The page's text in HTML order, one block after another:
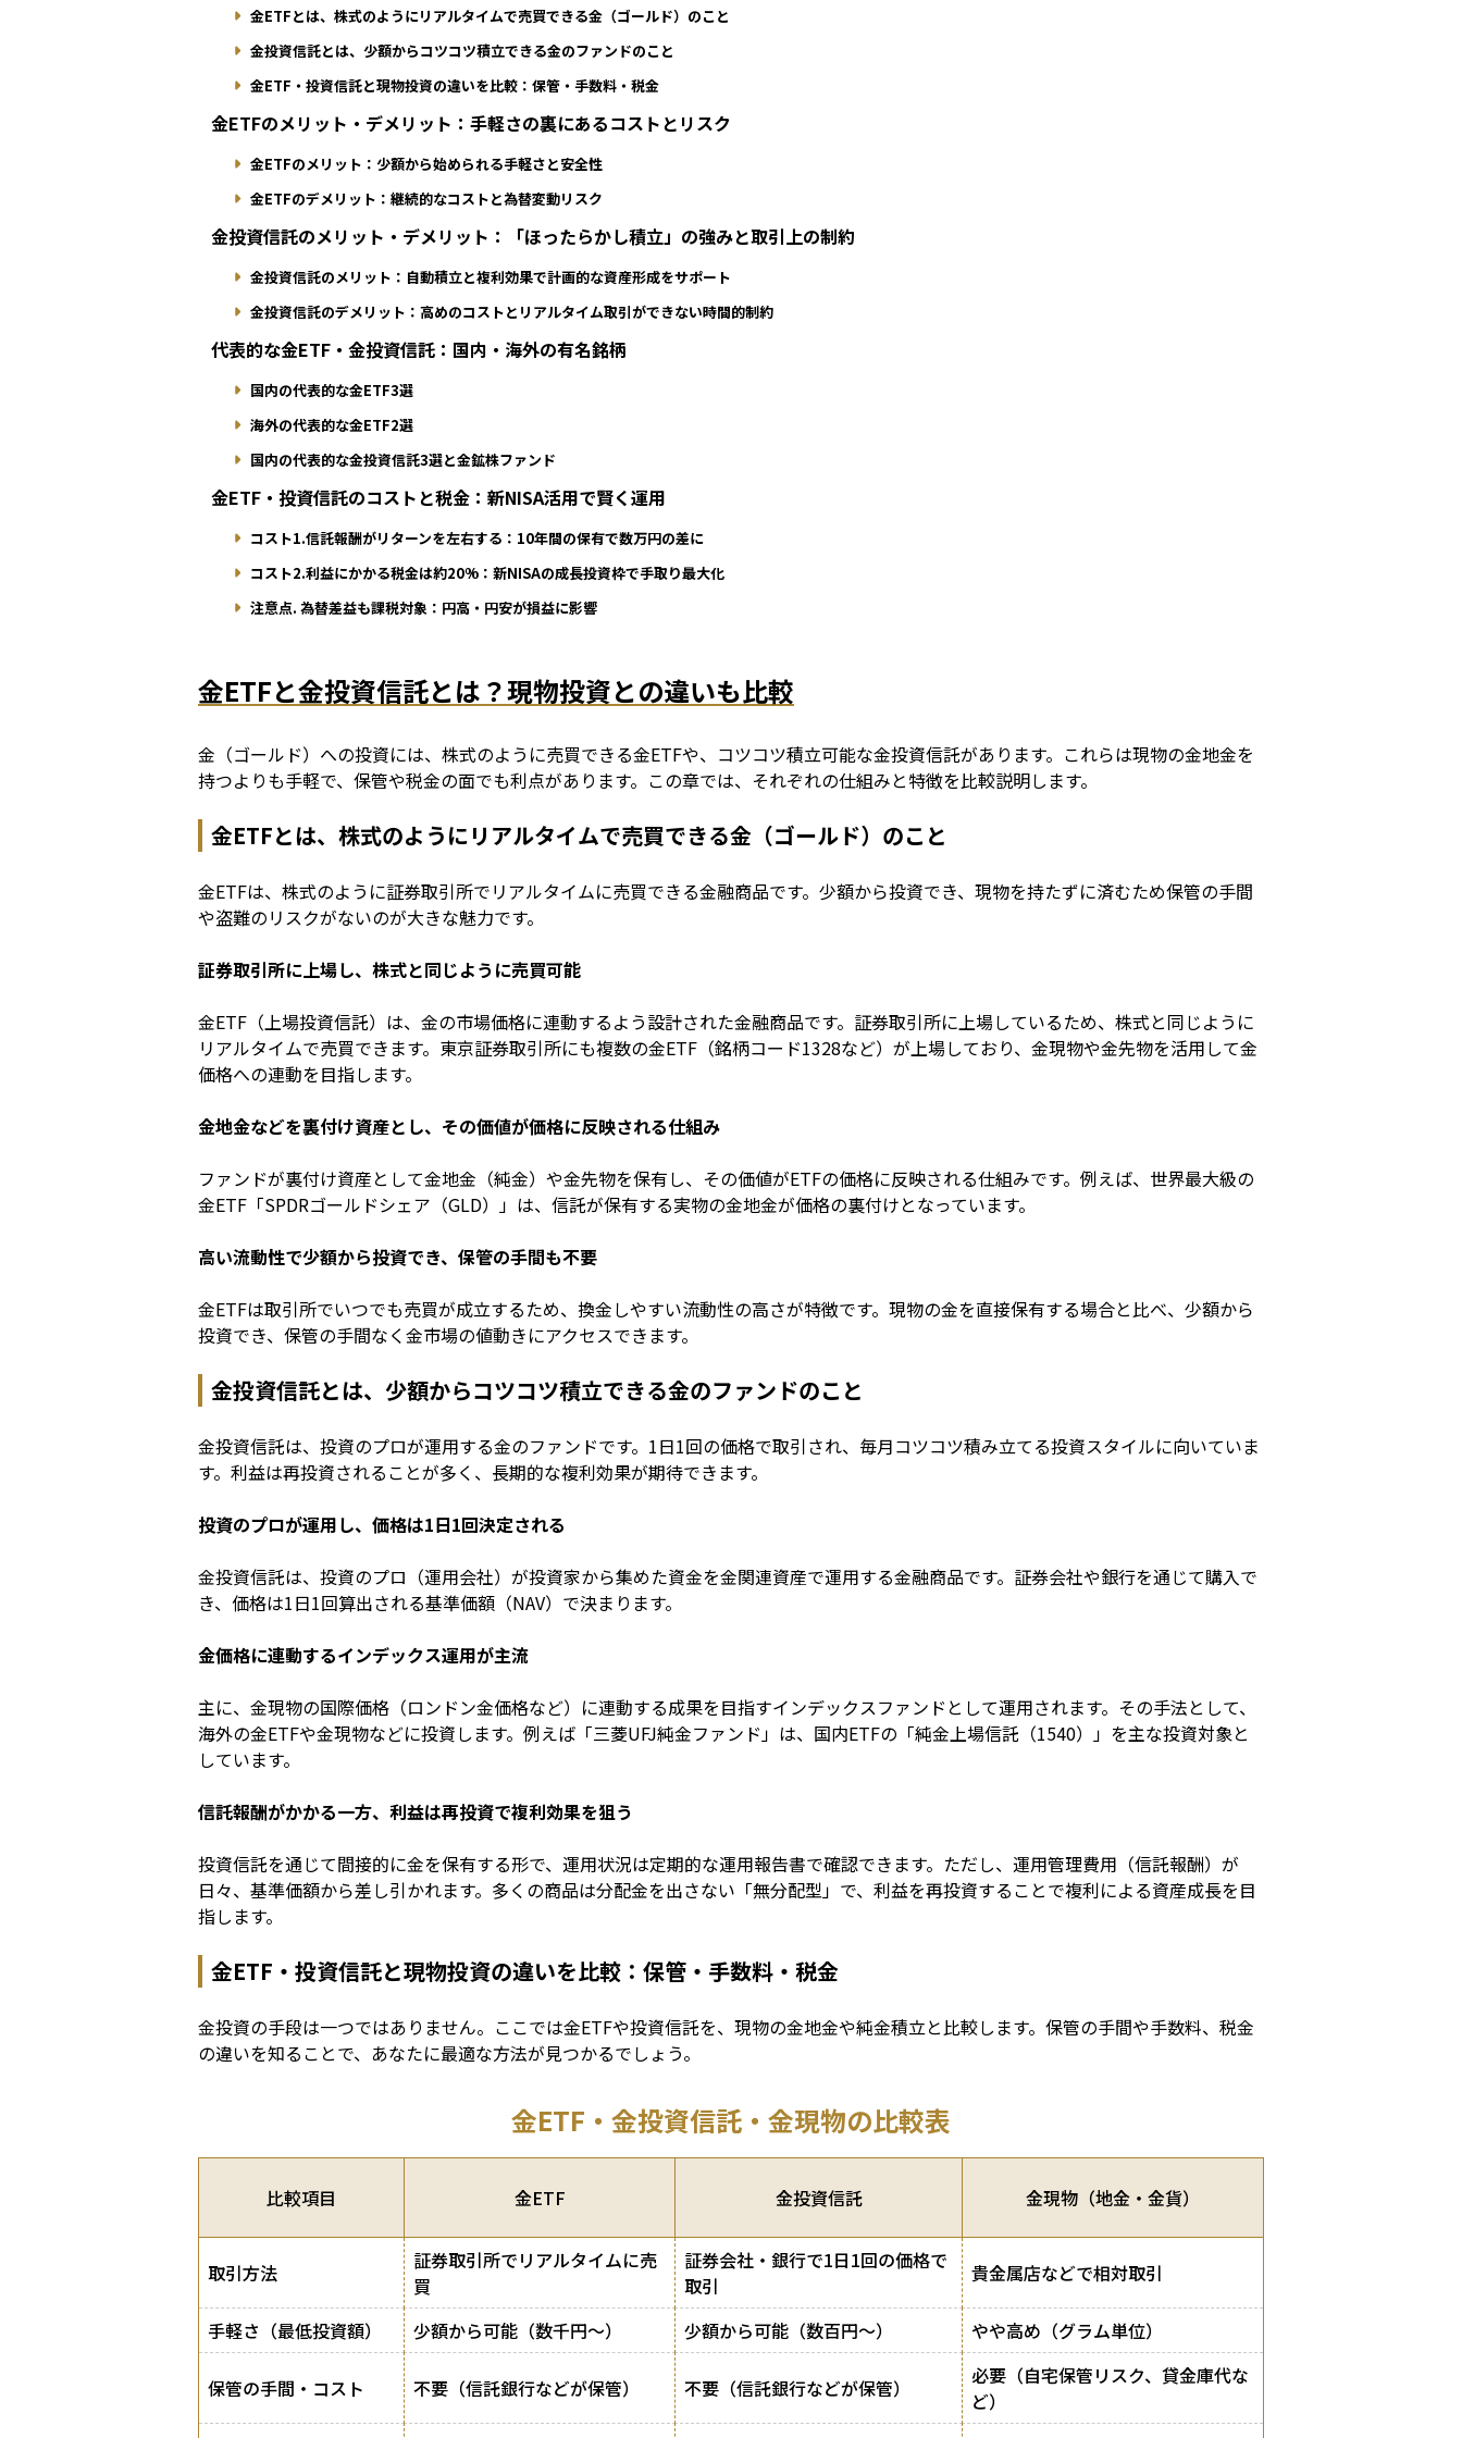
金ETFとは、株式のようにリアルタイムで売買できる金（ゴールド）のこと
金投資信託とは、少額からコツコツ積立できる金のファンドのこと
金ETF・投資信託と現物投資の違いを比較：保管・手数料・税金
金ETFのメリット・デメリット：手軽さの裏にあるコストとリスク
金ETFのメリット：少額から始められる手軽さと安全性
金ETFのデメリット：継続的なコストと為替変動リスク
金投資信託のメリット・デメリット：「ほったらかし積立」の強みと取引上の制約
金投資信託のメリット：自動積立と複利効果で計画的な資産形成をサポート
金投資信託のデメリット：高めのコストとリアルタイム取引ができない時間的制約
代表的な金ETF・金投資信託：国内・海外の有名銘柄
国内の代表的な金ETF3選
海外の代表的な金ETF2選
国内の代表的な金投資信託3選と金鉱株ファンド
金ETF・投資信託のコストと税金：新NISA活用で賢く運用
コスト1.信託報酬がリターンを左右する：10年間の保有で数万円の差に
コスト2.利益にかかる税金は約20%：新NISAの成長投資枠で手取り最大化
注意点. 為替差益も課税対象：円高・円安が損益に影響
金ETFと金投資信託とは？現物投資との違いも比較
金（ゴールド）への投資には、株式のように売買できる金ETFや、コツコツ積立可能な金投資信託があります。これらは現物の金地金を
持つよりも手軽で、保管や税金の面でも利点があります。この章では、それぞれの仕組みと特徴を比較説明します。
金ETFとは、株式のようにリアルタイムで売買できる金（ゴールド）のこと
金ETFは、株式のように証券取引所でリアルタイムに売買できる金融商品です。少額から投資でき、現物を持たずに済むため保管の手間
や盗難のリスクがないのが大きな魅力です。
証券取引所に上場し、株式と同じように売買可能
金ETF（上場投資信託）は、金の市場価格に連動するよう設計された金融商品です。証券取引所に上場しているため、株式と同じように
リアルタイムで売買できます。東京証券取引所にも複数の金ETF（銘柄コード1328など）が上場しており、金現物や金先物を活用して金
価格への連動を目指します。
金地金などを裏付け資産とし、その価値が価格に反映される仕組み
ファンドが裏付け資産として金地金（純金）や金先物を保有し、その価値がETFの価格に反映される仕組みです。例えば、世界最大級の
金ETF「SPDRゴールドシェア（GLD）」は、信託が保有する実物の金地金が価格の裏付けとなっています。
高い流動性で少額から投資でき、保管の手間も不要
金ETFは取引所でいつでも売買が成立するため、換金しやすい流動性の高さが特徴です。現物の金を直接保有する場合と比べ、少額から
投資でき、保管の手間なく金市場の値動きにアクセスできます。
金投資信託とは、少額からコツコツ積立できる金のファンドのこと
金投資信託は、投資のプロが運用する金のファンドです。1日1回の価格で取引され、毎月コツコツ積み立てる投資スタイルに向いていま
す。利益は再投資されることが多く、長期的な複利効果が期待できます。
投資のプロが運用し、価格は1日1回決定される
金投資信託は、投資のプロ（運用会社）が投資家から集めた資金を金関連資産で運用する金融商品です。証券会社や銀行を通じて購入で
き、価格は1日1回算出される基準価額（NAV）で決まります。
金価格に連動するインデックス運用が主流
主に、金現物の国際価格（ロンドン金価格など）に連動する成果を目指すインデックスファンドとして運用されます。その手法として、
海外の金ETFや金現物などに投資します。例えば「三菱UFJ純金ファンド」は、国内ETFの「純金上場信託（1540）」を主な投資対象と
しています。
信託報酬がかかる一方、利益は再投資で複利効果を狙う
投資信託を通じて間接的に金を保有する形で、運用状況は定期的な運用報告書で確認できます。ただし、運用管理費用（信託報酬）が
日々、基準価額から差し引かれます。多くの商品は分配金を出さない「無分配型」で、利益を再投資することで複利による資産成長を目
指します。
金ETF・投資信託と現物投資の違いを比較：保管・手数料・税金
金投資の手段は一つではありません。ここでは金ETFや投資信託を、現物の金地金や純金積立と比較します。保管の手間や手数料、税金
の違いを知ることで、あなたに最適な方法が見つかるでしょう。
比較項目 金ETF 金投資信託 金現物（地金・金貨）
取引方法
証券取引所でリアルタイムに売
買
証券会社・銀行で1日1回の価格で
取引
貴金属店などで相対取引
手軽さ（最低投資額） 少額から可能（数千円〜） 少額から可能（数百円〜） やや高め（グラム単位）
保管の手間・コスト 不要（信託銀行などが保管） 不要（信託銀行などが保管）
必要（自宅保管リスク、貸金庫代な
ど）
金ETF・金投資信託・金現物の比較表